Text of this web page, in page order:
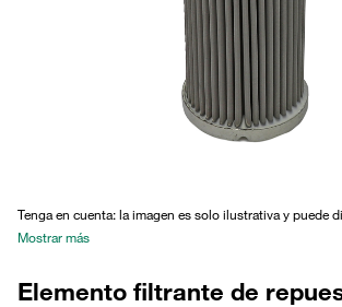
Tenga en cuenta: la imagen es solo ilustrativa y puede
Mostrar más
Elemento filtrante de